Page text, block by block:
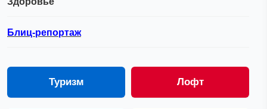
Блиц-репортаж
Туризм Лофт